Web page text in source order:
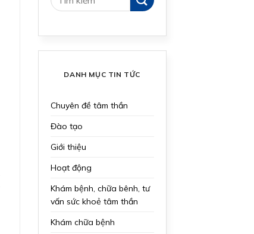
DANH MỤC TIN TỨC
Chuyên đề tâm thần
Đào tạo
Giới thiệu
Hoạt động
Khám bệnh, chữa bênh, tư
vấn sức khoẻ tâm thần
Khám chữa bệnh